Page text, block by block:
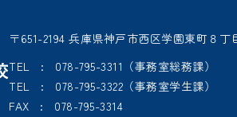
〒651-2194 兵庫県神戸市西区学園東町８丁
TEL : 078-795-3311（事務室総務課）
TEL : 078-795-3322（事務室学生課）
FAX : 078-795-3314